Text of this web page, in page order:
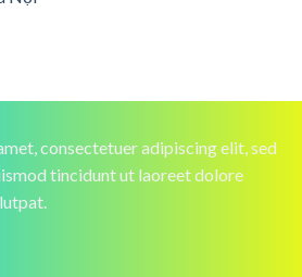
consectetuer adipiscing elit, sed
tincidunt ut laoreet dolore